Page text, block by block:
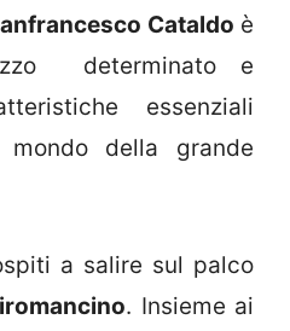
Cataldo è
determinato e
essenziali
della grande
a salire sul palco
. Insieme ai